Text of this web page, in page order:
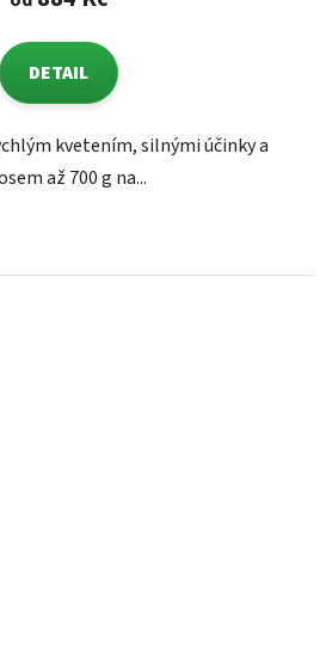
DETAIL
kvetením, silnými účinky a
až 700 g na...